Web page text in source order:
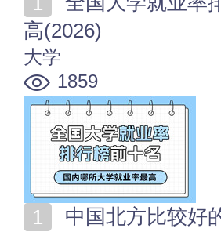
高(2026)
大学
1859